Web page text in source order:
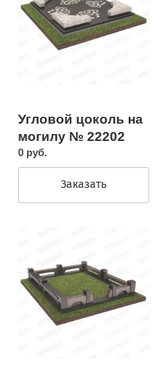
Угловой цоколь на
могилу № 22202
0 руб.
Заказать